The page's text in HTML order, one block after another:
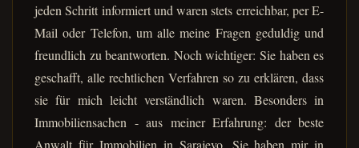
jeden Schritt informiert und waren stets erreichbar, per E-
Mail oder Telefon, um alle meine Fragen geduldig und
freundlich zu beantworten. Noch wichtiger: Sie haben es
geschafft, alle rechtlichen Verfahren so zu erklären, dass
sie für mich leicht verständlich waren. Besonders in
Immobiliensachen - aus meiner Erfahrung: der beste
Anwalt für Immobilien in Sarajevo. Sie haben mir in